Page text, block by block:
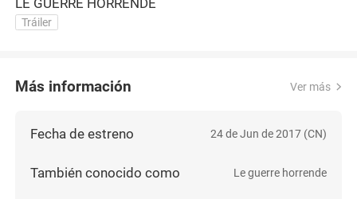
LE GUERRE HORRENDE
Tráiler
Más información Ver más
Fecha de estreno 24 de Jun de 2017 (CN)
También conocido como Le guerre horrende